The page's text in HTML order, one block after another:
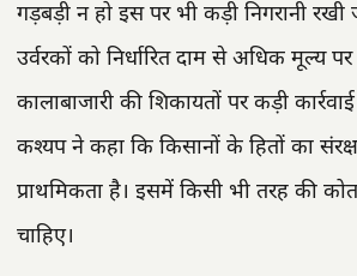
गड़बड़ी न हो इस पर भी कड़ी निगरानी रखी
उर्वरकों को निर्धारित दाम से अधिक मूल्य
कालाबाजारी की शिकायतों पर कड़ी
कश्यप ने कहा कि किसानों के हितों का
प्राथमिकता है। इसमें किसी भी तरह की
चाहिए।